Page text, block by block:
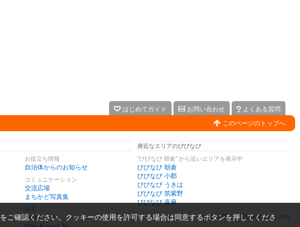
はじめてガイド お問い合わせ
よくある質問
このページのトップへ
お役立ち情報
自治体からのお知らせ
コミュニケーション
交流広場
まちかど写真集
びびサーチ
身近なエリアのびびなび
"びびなび 朝倉" から近いエリアを表示中
びびなび 朝倉
びびなび 小郡
びびなび うきは
びびなび 筑紫野
びびなび 嘉麻
他エリアのびびなびはこちらから
をご確認ください。クッキーの使用を許可する場合は同意するボタンを押してくださ